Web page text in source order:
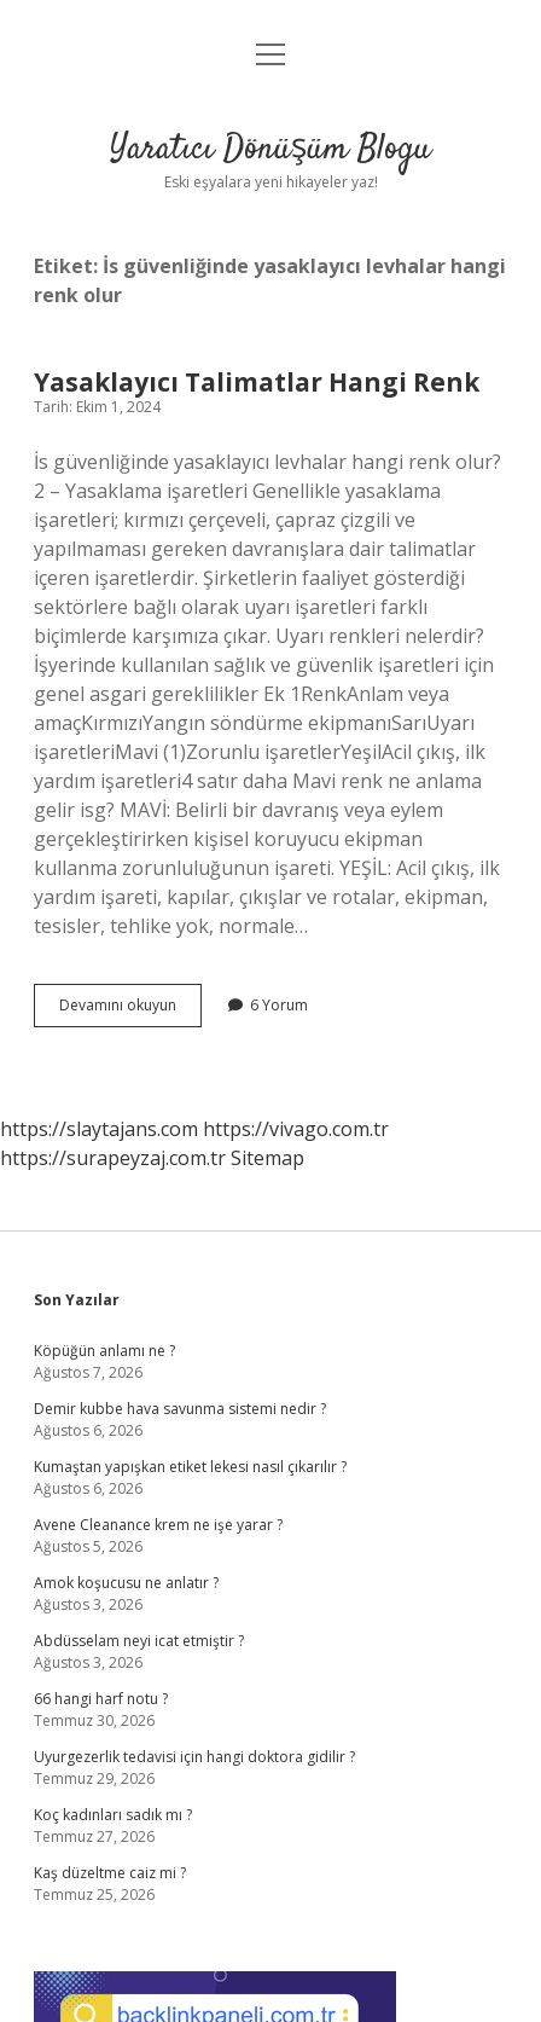
Anasayfa
Yasal Uyarı
menüyü
Yaratıcı Dönüşüm Blogu
Eski eşyalara yeni hikayeler yaz!
Etiket: İs güvenliğinde yasaklayıcı levhalar hangi
renk olur
Yasaklayıcı Talimatlar Hangi Renk
Tarih: Ekim 1, 2024
İs güvenliğinde yasaklayıcı levhalar hangi renk olur?
2 – Yasaklama işaretleri Genellikle yasaklama
işaretleri; kırmızı çerçeveli, çapraz çizgili ve
yapılmaması gereken davranışlara dair talimatlar
içeren işaretlerdir. Şirketlerin faaliyet gösterdiği
sektörlere bağlı olarak uyarı işaretleri farklı
biçimlerde karşımıza çıkar. Uyarı renkleri nelerdir?
İşyerinde kullanılan sağlık ve güvenlik işaretleri için
genel asgari gereklilikler Ek 1RenkAnlam veya
amaçKırmızıYangın söndürme ekipmanıSarıUyarı
işaretleriMavi (1)Zorunlu işaretlerYeşilAcil çıkış, ilk
yardım işaretleri4 satır daha Mavi renk ne anlama
gelir isg? MAVİ: Belirli bir davranış veya eylem
gerçekleştirirken kişisel koruyucu ekipman
kullanma zorunluluğunun işareti. YEŞİL: Acil çıkış, ilk
yardım işareti, kapılar, çıkışlar ve rotalar, ekipman,
tesisler, tehlike yok, normale…
Devamını okuyun Yasaklayıcı
Talimatlar
6 Yorum
https://slaytajans.com https://vivago.com.tr
https://surapeyzaj.com.trSitemap
Sidebar
Son Yazılar
Köpüğün anlamı ne ?
Ağustos 7, 2026
Demir kubbe hava savunma sistemi nedir ?
Ağustos 6, 2026
Kumaştan yapışkan etiket lekesi nasıl çıkarılır ?
Ağustos 6, 2026
Avene Cleanance krem ne işe yarar ?
Ağustos 5, 2026
Amok koşucusu ne anlatır ?
Ağustos 3, 2026
Abdüsselam neyi icat etmiştir ?
Ağustos 3, 2026
66 hangi harf notu ?
Temmuz 30, 2026
Uyurgezerlik tedavisi için hangi doktora gidilir ?
Temmuz 29, 2026
Koç kadınları sadık mı ?
Temmuz 27, 2026
Kaş düzeltme caiz mi ?
Temmuz 25, 2026